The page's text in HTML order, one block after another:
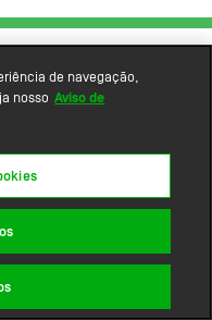
de navegação,
nosso Aviso de